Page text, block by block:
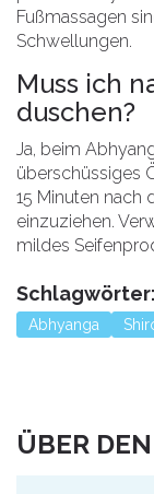
Fußmassagen
Schwellungen.
Muss ich
duschen?
Ja, beim
überschüssiges
15 Minuten nach
einzuziehen.
mildes
Schlagwörter:
Abhyanga
ÜBER